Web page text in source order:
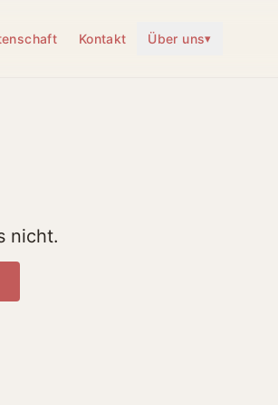
Kontakt Über uns▾
nicht.